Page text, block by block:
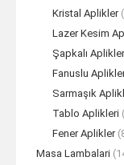
Kristal Aplikler
Lazer Kesim
Şapkalı Aplikler
Fanuslu
Sarmaşık
Tablo Aplikleri
Fener Aplikler
Masa Lambalari